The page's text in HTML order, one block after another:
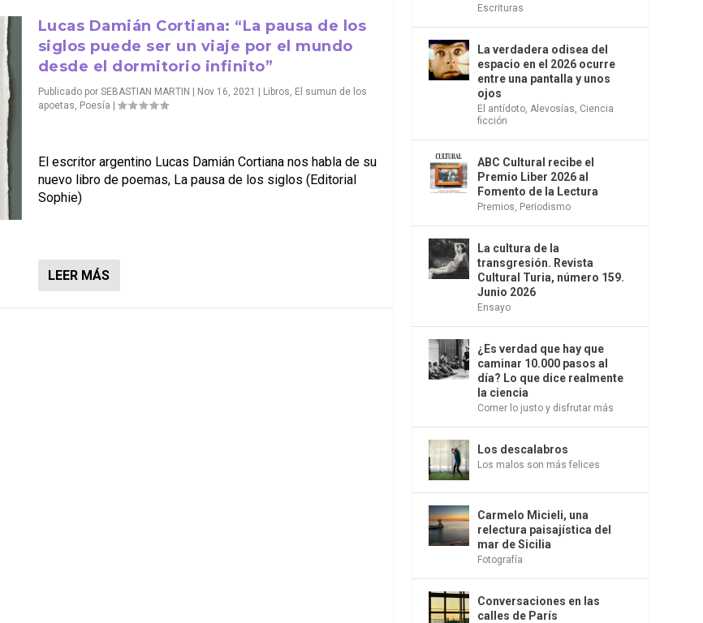
Lucas Damián Cortiana: “La pausa de los
siglos puede ser un viaje por el mundo
desde el dormitorio infinito”
Publicado por SEBASTIAN MARTIN Nov 16, 2021 Libros, El sumun de los
apoetas, Poesía
El escritor argentino Lucas Damián Cortiana nos habla de su
nuevo libro de poemas, La pausa de los siglos (Editorial
Sophie)
LEER MÁS
Escrituras
La verdadera odisea del
espacio en el 2026 ocurre
entre una pantalla y unos
ojos
El antídoto Alevosías Ciencia
ficción
ABC Cultural recibe el
Premio Liber 2026 al
Fomento de la Lectura
Premios Periodismo
La cultura de la
transgresión. Revista
Cultural Turia, número 159.
Junio 2026
Ensayo
¿Es verdad que hay que
caminar 10.000 pasos al
día? Lo que dice realmente
la ciencia
Comer lo justo y disfrutar más
Los descalabros
Los malos son más felices
Carmelo Micieli, una
relectura paisajística del
mar de Sicilia
Fotografía
Conversaciones en las
calles de París